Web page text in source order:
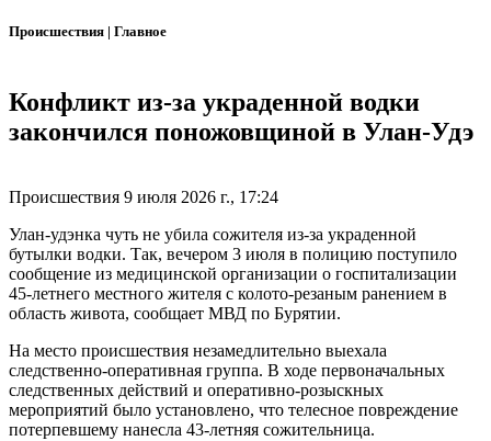
Происшествия | Главное
Конфликт из-за украденной водки
закончился поножовщиной в Улан-Удэ
Происшествия 9 июля 2026 г., 17:24
Улан-удэнка чуть не убила сожителя из-за украденной
бутылки водки. Так, вечером 3 июля в полицию поступило
сообщение из медицинской организации о госпитализации
45-летнего местного жителя с колото-резаным ранением в
область живота, сообщает МВД по Бурятии.
На место происшествия незамедлительно выехала
следственно-оперативная группа. В ходе первоначальных
следственных действий и оперативно-розыскных
мероприятий было установлено, что телесное повреждение
потерпевшему нанесла 43-летняя сожительница.